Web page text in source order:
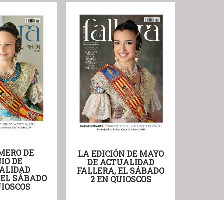
DE
DE
SÁBADO
LA EDICIÓN DE MAYO
DE ACTUALIDAD
FALLERA, EL SÁBADO
2 EN QUIOSCOS